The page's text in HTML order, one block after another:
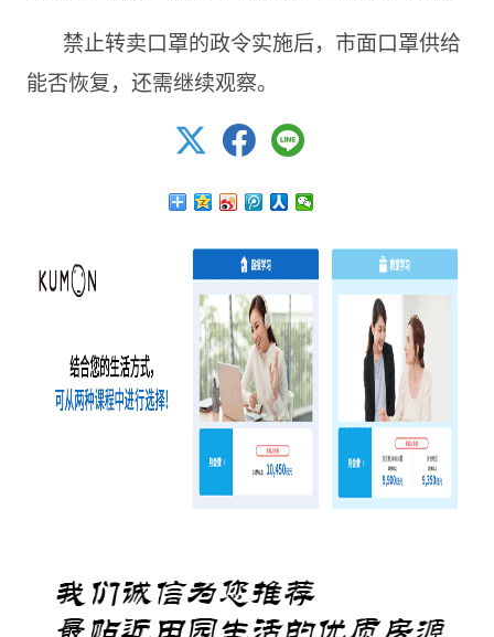
禁止转卖口罩的政令实施后，市面口罩供给
能否恢复，还需继续观察。